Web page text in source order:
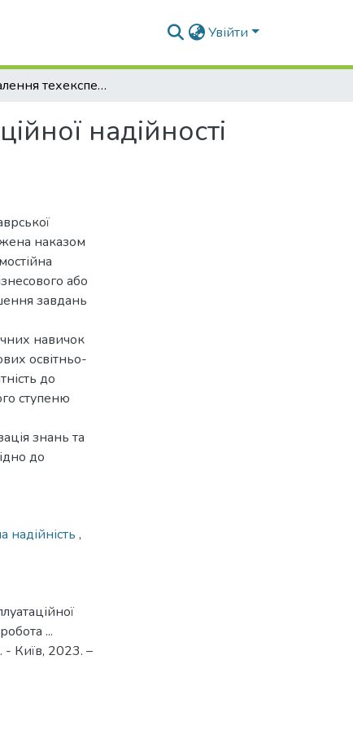
Увійти
Удосконалення техекспертизи оцінки експлуатаційної надійності лісовозних автомобільних доріг
надійності
наказом
або
завдань
навичок
освітньо-
до
ступеню
знань та
до
надійність ,
...
- Київ, 2023. –